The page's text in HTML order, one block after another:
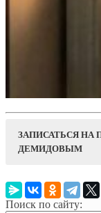
ЗАПИСАТЬСЯ НА
ДЕМИДОВЫМ
Поиск по сайту: